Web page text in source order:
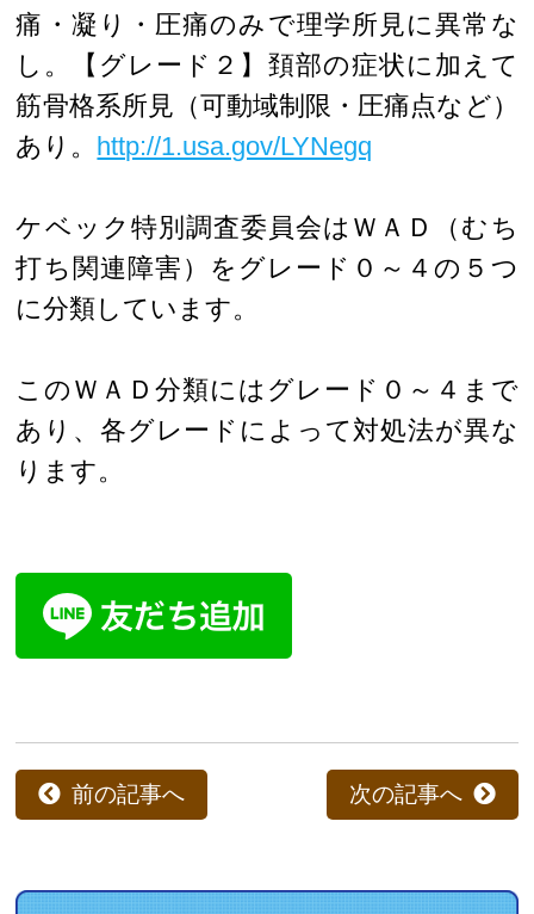
痛・凝り・圧痛のみで理学所見に異常な
し。【グレード２】頚部の症状に加えて
筋骨格系所見（可動域制限・圧痛点など）
あり。 http://1.usa.gov/LYNegq
ケベック特別調査委員会はＷＡＤ（むち
打ち関連障害）をグレード０～４の５つ
に分類しています。
このＷＡＤ分類にはグレード０～４まで
あり、各グレードによって対処法が異な
ります。
次の記事へ
前の記事へ